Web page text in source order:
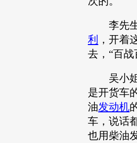
李先生
利 ，开着
去，“百
吴小姐
是开货车
油发动机
车，说话
也用柴油